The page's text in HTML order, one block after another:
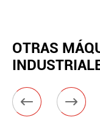
OTRAS
 